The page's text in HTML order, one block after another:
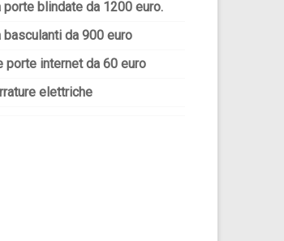
porte blindate da 1200 euro.
basculanti da 900 euro
porte internet da 60 euro
elettriche